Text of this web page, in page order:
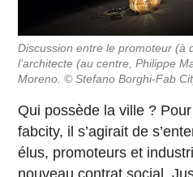
Discussion entre le promoteur (à
l’architecte (au centre, Philippe
Moreno. © Stefano Borghi-Fab
Qui possède la ville ?
fabcity, il s’agirait de
élus, promoteurs et
nouveau contrat social.